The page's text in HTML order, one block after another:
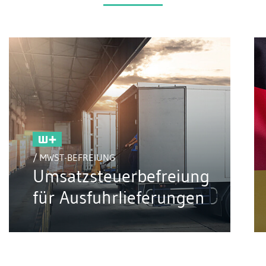
/ MWST-BEFREIUNG
Umsatzsteuerbefreiung
für Ausfuhrlieferungen